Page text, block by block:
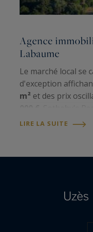
Agence
Labaume
Le marché local se
d'exception
m² et des prix
acheteurs dans
LIRE LA SUITE